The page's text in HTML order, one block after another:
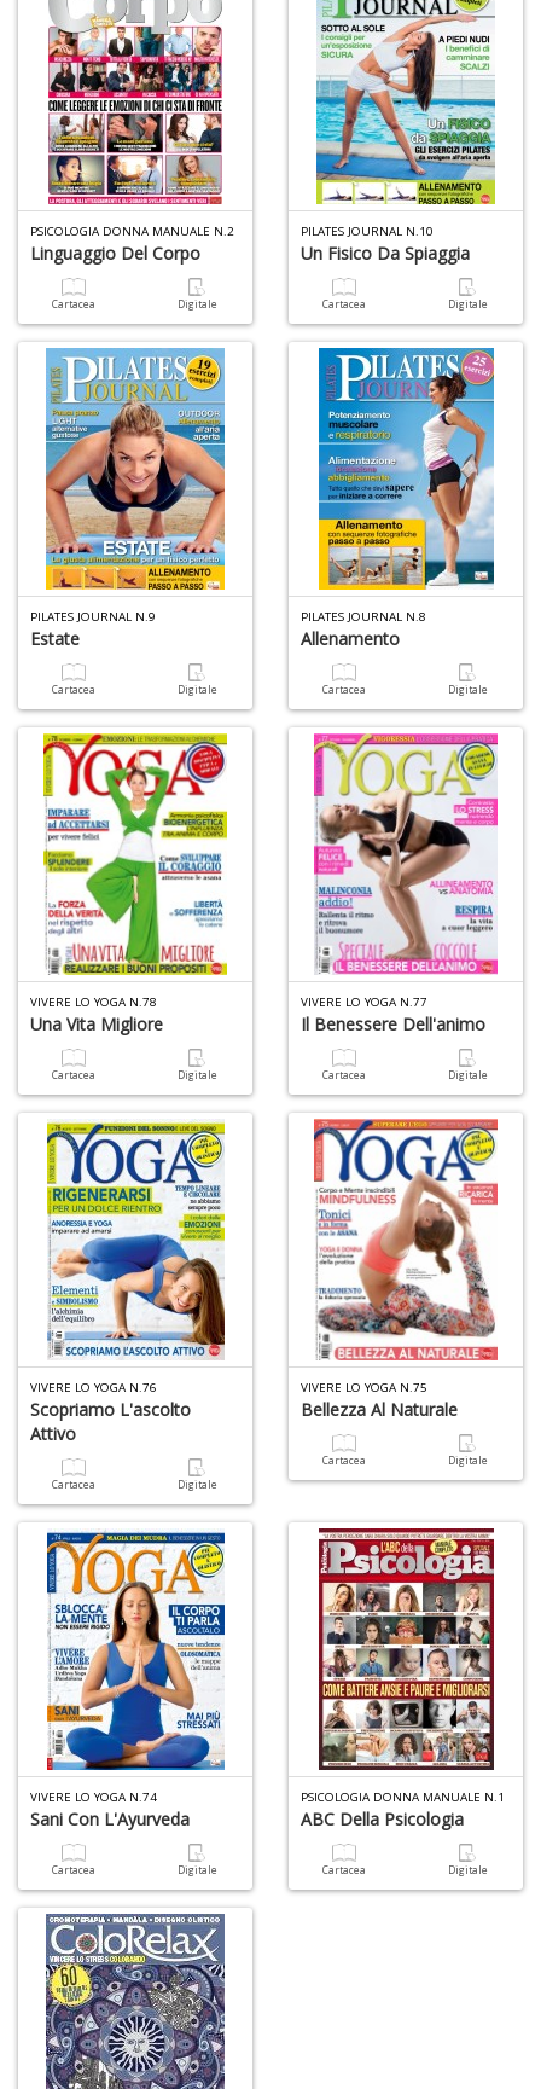
PSICOLOGIA DONNA MANUALE N.2
Linguaggio Del Corpo
Cartacea Digitale
PILATES JOURNAL N.10
Un Fisico Da Spiaggia
Cartacea Digitale
PILATES JOURNAL N.9
Estate
Cartacea Digitale
PILATES JOURNAL N.8
Allenamento
Cartacea Digitale
VIVERE LO YOGA N.78
Una Vita Migliore
Cartacea Digitale
VIVERE LO YOGA N.77
Il Benessere Dell'animo
Cartacea Digitale
VIVERE LO YOGA N.76
Scopriamo L'ascolto
Attivo
Cartacea Digitale
VIVERE LO YOGA N.75
Bellezza Al Naturale
Cartacea Digitale
VIVERE LO YOGA N.74
Sani Con L'Ayurveda
Cartacea Digitale
PSICOLOGIA DONNA MANUALE N.1
ABC Della Psicologia
Cartacea Digitale